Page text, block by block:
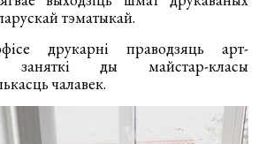
тэматыкай.
друкарні праводзяць арт-
заняткі ды майстар-класы
чалавек.